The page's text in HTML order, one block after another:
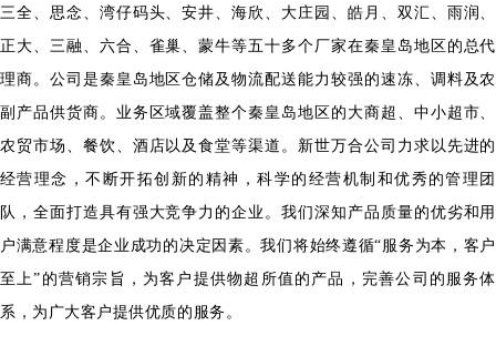
三全、思念、湾仔码头、安井、海欣、大庄园、皓月、双汇、雨润、
正大、三融、六合、雀巢、蒙牛等五十多个厂家在秦皇岛地区的总代
理商。公司是秦皇岛地区仓储及物流配送能力较强的速冻、调料及农
副产品供货商。业务区域覆盖整个秦皇岛地区的大商超、中小超市、
农贸市场、餐饮、酒店以及食堂等渠道。新世万合公司力求以先进的
经营理念，不断开拓创新的精神，科学的经营机制和优秀的管理团
队，全面打造具有强大竞争力的企业。我们深知产品质量的优劣和用
户满意程度是企业成功的决定因素。我们将始终遵循“服务为本，客户
至上”的营销宗旨，为客户提供物超所值的产品，完善公司的服务体
系，为广大客户提供优质的服务。